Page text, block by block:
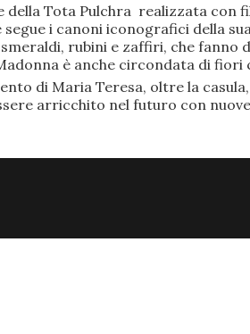
della Tota Pulchra realizzata con
segue i canoni iconografici della
rubini e zaffiri, che
è anche circondata di fiori
di Maria Teresa, oltre la
arricchito nel futuro con